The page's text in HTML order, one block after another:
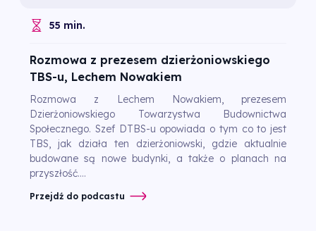
55 min.
Rozmowa z prezesem dzierżoniowskiego
TBS-u, Lechem Nowakiem
Rozmowa z Lechem Nowakiem, prezesem
Dzierżoniowskiego Towarzystwa Budownictwa
Społecznego. Szef DTBS-u opowiada o tym co to jest
TBS, jak działa ten dzierżoniowski, gdzie aktualnie
budowane są nowe budynki, a także o planach na
przyszłość....
Przejdź do podcastu